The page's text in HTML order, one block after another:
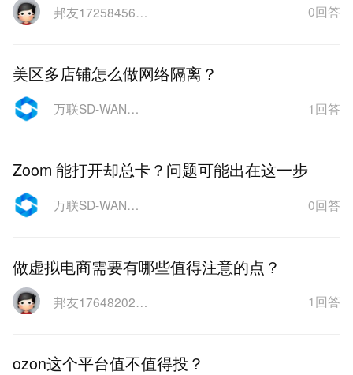
邦友1725845600665 0回答
美区多店铺怎么做网络隔离？
万联SD-WAN跨境网络 1回答
Zoom 能打开却总卡？问题可能出在这一步
万联SD-WAN跨境网络 0回答
做虚拟电商需要有哪些值得注意的点？
邦友1764820274078 1回答
ozon这个平台值不值得投？